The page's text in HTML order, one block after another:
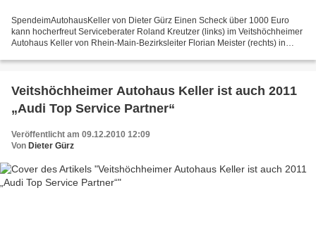
SpendeimAutohausKeller von Dieter Gürz Einen Scheck über 1000 Euro
kann hocherfreut Serviceberater Roland Kreutzer (links) im Veitshöchheimer
Autohaus Keller von Rhein-Main-Bezirksleiter Florian Meister (rechts) in
Veitshöchheimer Autohaus Keller ist auch 2011
„Audi Top Service Partner“
Veröffentlicht am 09.12.2010 12:09
Von Dieter Gürz